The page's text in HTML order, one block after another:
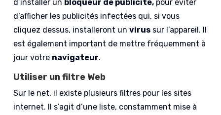
d’installer un bloqueur de publicité, pour éviter
d’afficher les publicités infectées qui, si vous
cliquez dessus, installeront unvirus sur l’appareil. Il
est également important de mettre fréquemment à
jour votre navigateur.
Utiliser un filtre Web
Sur le net, il existe plusieurs filtres pour les sites
internet. Il s’agit d’une liste, constamment mise à